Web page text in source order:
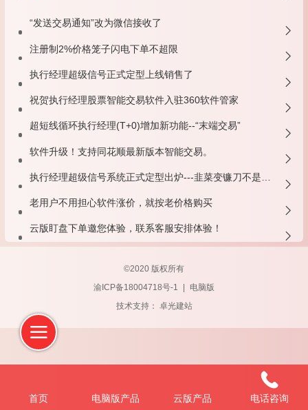
“发送交易通知”改为微信接收了
注册制2%价格笼子闪电下单不超限
执行经理超级信号正式定型上线销售了
祝贺执行经理股票智能交易软件入驻360软件管家
超短线循环执行经理(T+0)增加新功能--“末端交易”
软件升级！支持同花顺最新版本智能交易。
老用户不用担心软件涨价，就按老价格购买
云版盯盘下单邀您体验，联系客服安排体验！
©2020 版权所有
渝ICP备18004718号-1
|
电脑版
技术支持： 卓光建站
首页 电脑版产品 云版产品 电话咨询